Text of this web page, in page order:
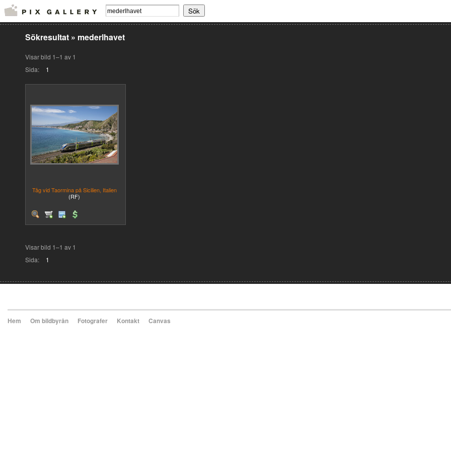
Sökresultat » mederlhavet
Visar bild 1–1 av 1
Sida:
1
Tåg vid Taormina på Sicilien, Italien
(RF)
Visar bild 1–1 av 1
Sida:
1
Hem Om bildbyrån Fotografer Kontakt Canvas